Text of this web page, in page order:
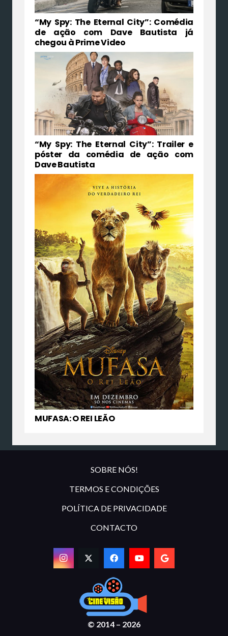
“My Spy: The Eternal City”: Comédia
de ação com Dave Bautista já
chegou à Prime Video
“My Spy: The Eternal City”: Trailer e
póster da comédia de ação com
Dave Bautista
MUFASA: O REI LEÃO
SOBRE NÓS!
TERMOS E CONDIÇÕES
POLÍTICA DE PRIVACIDADE
CONTACTO
© 2014 – 2026